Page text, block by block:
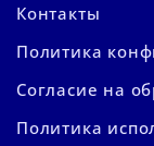
Контакты
Политика
Согласие на
Политика